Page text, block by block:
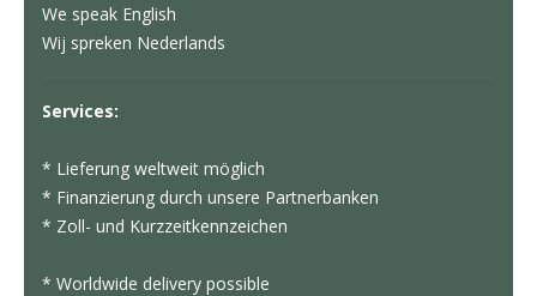
We speak English
Wij spreken Nederlands
Services:
* Lieferung weltweit möglich
* Finanzierung durch unsere Partnerbanken
* Zoll- und Kurzzeitkennzeichen
* Worldwide delivery possible